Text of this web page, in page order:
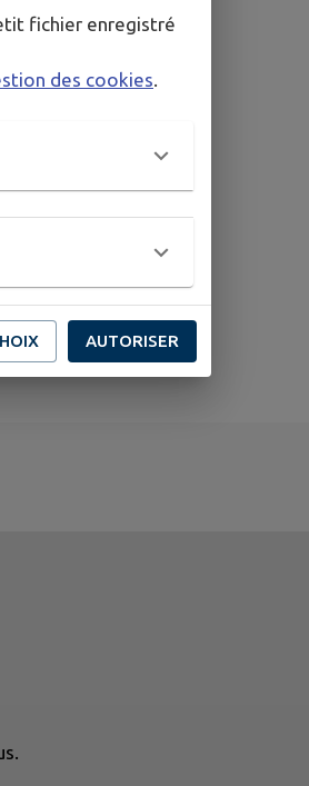
fichier enregistré
des cookies.
AUTORISER